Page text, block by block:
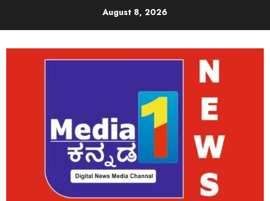
August 8, 2026